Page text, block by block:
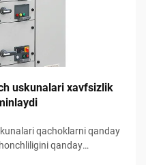
uskunalari xavfsizlik
qachoklarni qanday
qanday